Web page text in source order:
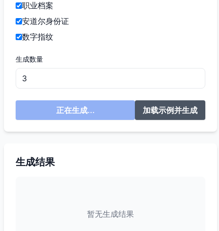
职业档案
安道尔身份证
数字指纹
生成数量
正在生成... 加载示例并生成
生成结果
暂无生成结果